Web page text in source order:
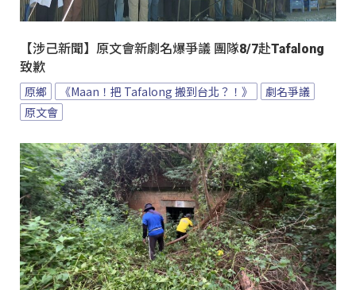
【涉己新聞】原文會新劇名爆爭議 團隊8/7赴Tafalong
致歉
原鄉 《Maan！把 Tafalong 搬到台北？！》
劇名爭議
原文會